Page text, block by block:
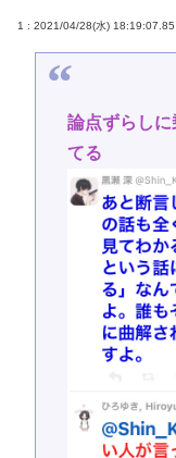
1 : 2021/04/28(水) 18:19:07.85
論点ずらし
てる